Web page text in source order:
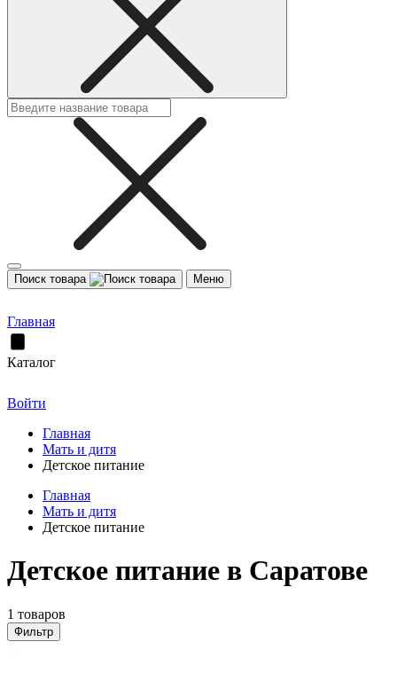
Поиск товара Меню
Главная
Каталог
Войти
Главная
Мать и дитя
Детское питание
Главная
Мать и дитя
Детское питание
Детское питание в Саратове
1 товаров
Фильтр